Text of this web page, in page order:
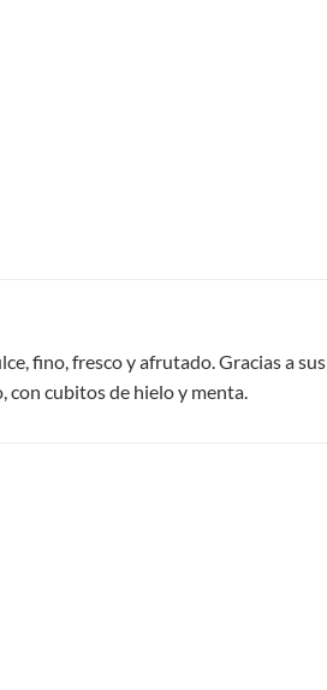
fino, fresco y afrutado. Gracias a sus
con cubitos de hielo y menta.